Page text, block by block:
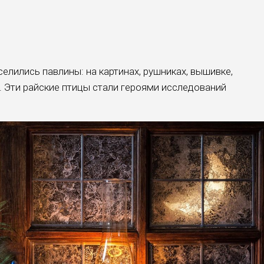
павлины: на картинах, рушниках, вышивке,
райские птицы стали героями исследований